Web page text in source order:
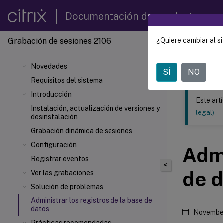
Documentación de productos
Grabación de sesiones 2106
Novedades
Requisitos del sistema
Introducción
Instalación, actualización de versiones y
desinstalación
Grabación dinámica de sesiones
Configuración
Registrar eventos
Ver las grabaciones
Solución de problemas
Administrar los registros de la base de
datos
Este
<
Este
legal)
de
¿Quiere cambiar al
SÍ NO